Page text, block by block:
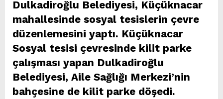
Dulkadiroğlu Belediyesi, Küçüknacar
mahallesinde sosyal tesislerin çevre
düzenlemesini yaptı. Küçüknacar
Sosyal tesisi çevresinde kilit parke
çalışması yapan Dulkadiroğlu
Belediyesi, Aile Sağlığı Merkezi’nin
bahçesine de kilit parke döşedi.